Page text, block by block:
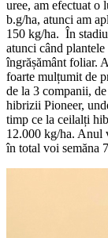
uree, am efectuat o
b.g/ha, atunci am
150 kg/ha. În
atunci când
îngrășământ foliar.
foarte mulțumit de
de la 3 companii,
hibrizii Pioneer,
timp ce la ceilalți
12.000 kg/ha. Anul
în total voi semăna